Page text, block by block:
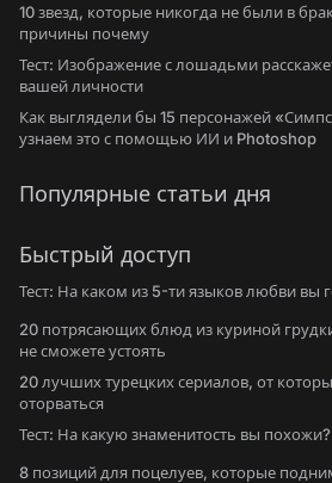
10 звезд, которые никогда не были в
причины почему
Тест: Изображение с лошадьми
вашей личности
Как выглядели бы 15 персонажей
узнаем это с помощью ИИ и Photoshop
Популярные статьи дня
Быстрый доступ
Тест: На каком из 5-ти языков любви вы
20 потрясающих блюд из куриной
не сможете устоять
20 лучших турецких сериалов, от
оторваться
Тест: На какую знаменитость вы похожи?
8 позиций для поцелуев, которые